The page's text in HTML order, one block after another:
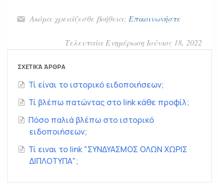
Ακόμα χρειάζεσθε βοήθεια; Επικοινωνήστε
Τελευταία Ενημέρωση Ιούνιος 18, 2022
ΣΧΕΤΙΚΆ ΆΡΘΡΑ
Τί είναι το ιστορικό ειδοποιήσεων;
Τί βλέπω πατώντας στο link κάθε προφίλ;
Πόσο παλιά βλέπω στο ιστορικό
ειδοποιήσεων;
Τί ειναι το link "ΣΥΝΔΥΑΣΜΟΣ ΟΛΩΝ ΧΩΡΙΣ
ΔΙΠΛΟΤΥΠΑ";